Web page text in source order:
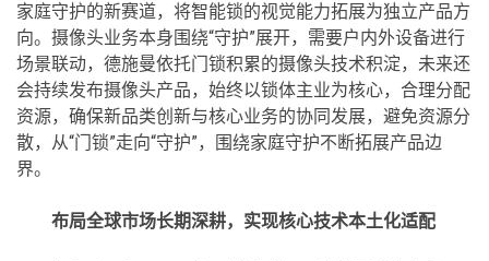
家庭守护的新赛道，将智能锁的视觉能力拓展为独立产品方
向。摄像头业务本身围绕“守护”展开，需要户内外设备进行
场景联动，德施曼依托门锁积累的摄像头技术积淀，未来还
会持续发布摄像头产品，始终以锁体主业为核心，合理分配
资源，确保新品类创新与核心业务的协同发展，避免资源分
散，从“门锁”走向“守护”，围绕家庭守护不断拓展产品边
界。
布局全球市场长期深耕，实现核心技术本土化适配